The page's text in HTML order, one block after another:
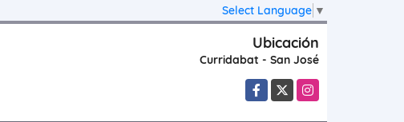
Select Language ▼
Ubicación
Curridabat - San José
Facebook
X Instagram